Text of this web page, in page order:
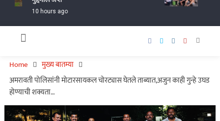
10 hours ago
Home
मुख्य बातम्या
अमरावती पोलिसांनी मोटारसायकल चोरट्यास घेतले ताब्यात,अजुन काही गुन्हे उघड
होण्याची शक्यता…